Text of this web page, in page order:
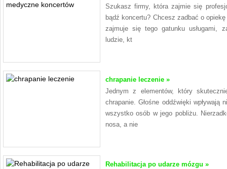
Szukasz firmy, która zajmie się
bądź koncertu? Chcesz zadbać o
zajmuje się tego gatunku usługami,
ludzie, kt
chrapanie leczenie »
Jednym z elementów, który
chrapanie. Głośne oddźwięki
wszystko osób w jego pobliżu.
nosa, a nie
Rehabilitacja po udarze mózgu »